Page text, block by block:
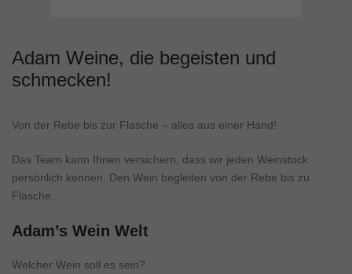
Adam Weine, die begeisten und
schmecken!
Von der Rebe bis zur Flasche – alles aus einer Hand!
Das Team kann Ihnen versichern, dass wir jeden Weinstock
persönlich kennen. Den Wein begleiten von der Rebe bis zu
Flasche.
Adam’s Wein Welt
Welcher Wein soll es sein?